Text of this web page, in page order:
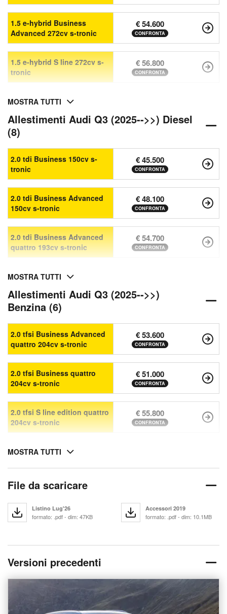
1.5 e-hybrid Business
Advanced 272cv s-tronic
€ 54.600
CONFRONTA
1.5 e-hybrid S line 272cv s-
tronic
€ 56.800
CONFRONTA
MOSTRA TUTTI
Allestimenti Audi Q3 (2025-->>) Diesel
(8)
2.0 tdi Business 150cv s-
tronic
€ 45.500
CONFRONTA
2.0 tdi Business Advanced
150cv s-tronic
€ 48.100
CONFRONTA
2.0 tdi Business Advanced
quattro 193cv s-tronic
€ 54.700
CONFRONTA
MOSTRA TUTTI
Allestimenti Audi Q3 (2025-->>)
Benzina (6)
2.0 tfsi Business Advanced
quattro 204cv s-tronic
€ 53.600
CONFRONTA
2.0 tfsi Business quattro
204cv s-tronic
€ 51.000
CONFRONTA
2.0 tfsi S line edition quattro
204cv s-tronic
€ 55.800
CONFRONTA
MOSTRA TUTTI
File da scaricare
Listino Lug'26
formato: .pdf - dim: 47KB
Accessori 2019
formato: .pdf - dim: 10.1MB
Versioni precedenti